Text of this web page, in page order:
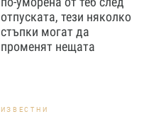
отпуската, тези няколко
стъпки могат да
променят нещата
ИЗВЕСТНИ